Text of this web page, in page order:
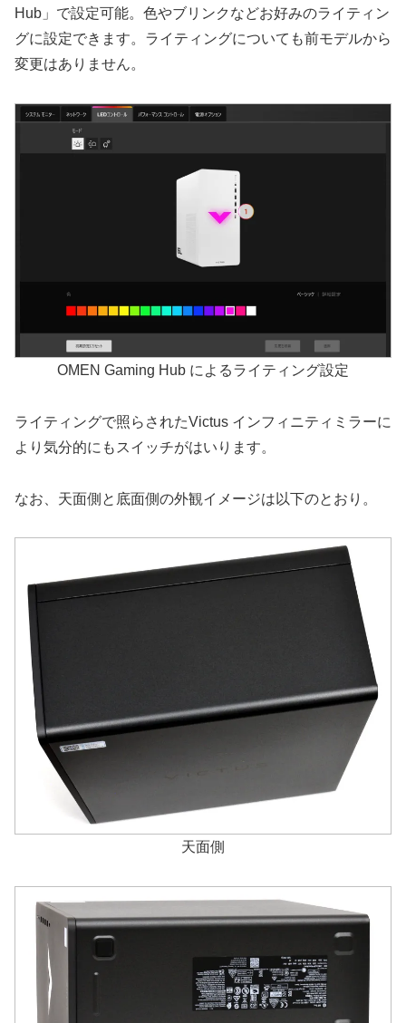
Hub」で設定可能。色やブリンクなどお好みのライティン
グに設定できます。ライティングについても前モデルから
変更はありません。
OMEN Gaming Hub によるライティング設定
ライティングで照らされたVictus インフィニティミラーに
より気分的にもスイッチがはいります。
なお、天面側と底面側の外観イメージは以下のとおり。
天面側